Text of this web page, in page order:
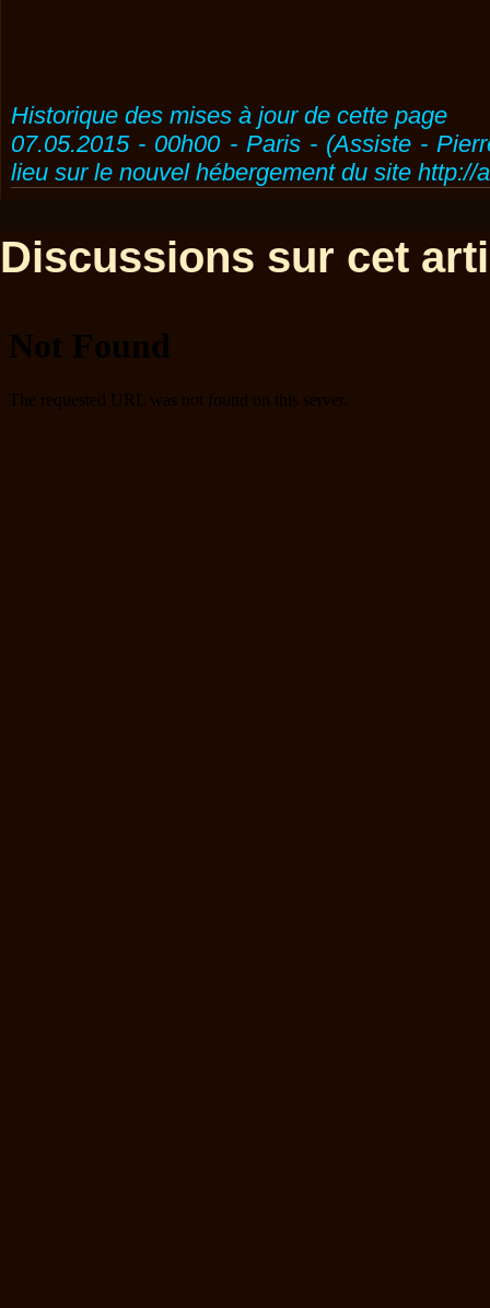
Historique des mises à jour de cette page
07.05.2015 - 00h00 - Paris - (Assiste -
lieu sur le nouvel hébergement du site http://
Discussions sur cet